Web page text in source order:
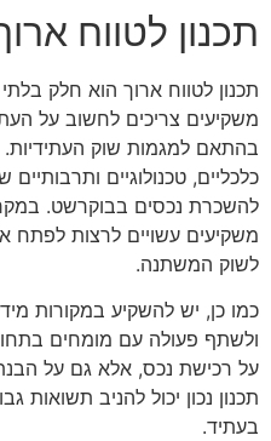
תכנון לטווח
תכנון לטווח ארוך הוא חלק
משקיעים צריכים לחשוב על
בהתאם למגמות שוק העתידיות.
כלכליים, טכנולוגיים
להשכרת נכסים בבוקרשט.
משקיעים עשויים לרצות לפתח
לשוק המשתנה.
כמו כן, יש להשקיע במקורות
ולשתף פעולה עם מומחים
על רכישת נכס, אלא גם על
תכנון נכון יכול להניב תשואות
בעתיד.